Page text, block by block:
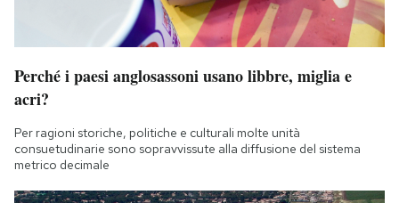
Perché i paesi anglosassoni usano libbre, miglia e
acri?
Per ragioni storiche, politiche e culturali molte unità
consuetudinarie sono sopravvissute alla diffusione del sistema
metrico decimale